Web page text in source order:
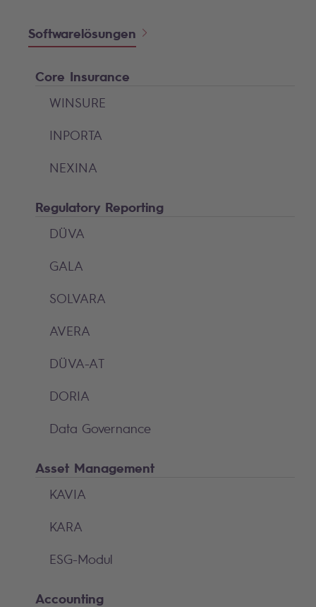
Softwarelösungen
Core Insurance
WINSURE
INPORTA
NEXINA
Regulatory Reporting
DÜVA
GALA
SOLVARA
AVERA
DÜVA-AT
DORIA
Data Governance
Asset Management
KAVIA
KARA
ESG-Modul
Accounting